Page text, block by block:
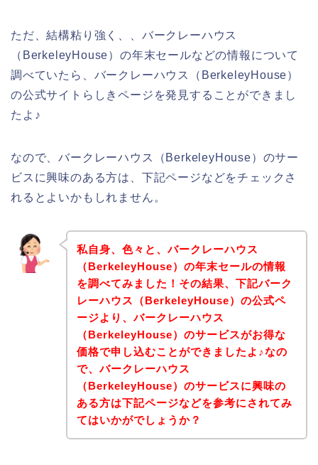
ただ、結構粘り強く、、バークレーハウス
（BerkeleyHouse）の年末セールなどの情報について
調べていたら、バークレーハウス（BerkeleyHouse）
の公式サイトらしきページを発見することができまし
たよ♪
なので、バークレーハウス（BerkeleyHouse）のサー
ビスに興味のある方は、下記ページなどをチェックさ
れるとよいかもしれません。
私自身、色々と、バークレーハウス
（BerkeleyHouse）の年末セールの情報
を調べてみました！その結果、下記バーク
レーハウス（BerkeleyHouse）の公式ペ
ージより、バークレーハウス
（BerkeleyHouse）のサービスがお得な
価格で申し込むことができましたよ♪なの
で、バークレーハウス
（BerkeleyHouse）のサービスに興味の
ある方は下記ページなどを参考にされてみ
てはいかがでしょうか？